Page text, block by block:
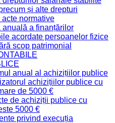
și alte drepturi
normative
anuală a finanțărilor
acordate persoanelor fizice
scop patrimonial
anual al achizițiilor publice
achizițiilor publice cu
de 5000 €
de achiziții publice cu
5000 €
privind execuția